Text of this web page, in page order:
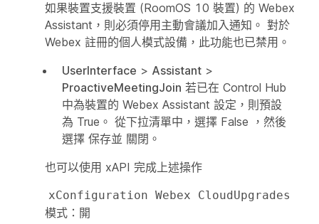
如果裝置支援裝置 (RoomOS 10 裝置) 的 Webex
Assistant，則必須停用主動會議加入通知。 對於
Webex 註冊的個人模式設備，此功能也已禁用。
UserInterface > Assistant >
ProactiveMeetingJoin 若已在 Control Hub
中為裝置的 Webex Assistant 設定，則預設
為 True。 從下拉清單中，選擇 False ，然後
選擇 保存並 關閉。
也可以使用 xAPI 完成上述操作
xConfiguration Webex CloudUpgrades
模式：開